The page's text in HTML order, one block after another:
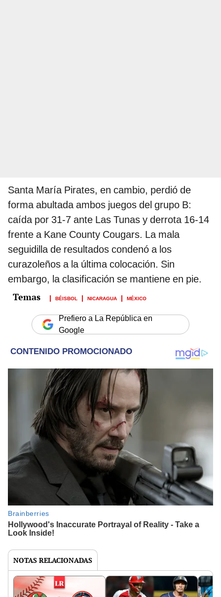
Santa María Pirates, en cambio, perdió de
forma abultada ambos juegos del grupo B:
caída por 31-7 ante Las Tunas y derrota 16-14
frente a Kane County Cougars. La mala
seguidilla de resultados condenó a los
curazoleños a la última colocación. Sin
embargo, la clasificación se mantiene en pie.
BÉISBOL NICARAGUA MÉXICO
Prefiero a La República en
Google
NOTAS RELACIONADAS